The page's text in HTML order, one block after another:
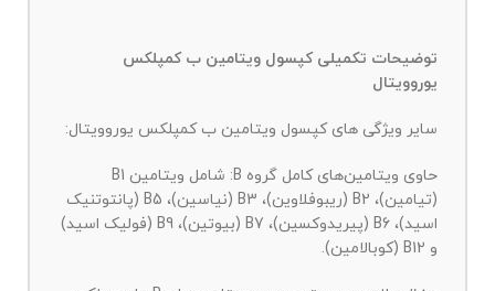
توضیحات تکمیلی کپسول ویتامین ب کمپلکس
یوروویتال
سایر ویژگی های کپسول ویتامین ب کمپلکس یوروویتال:
حاوی ویتامین‌های کامل گروه B: شامل ویتامین B1
(تیامین)، B2 (ریبوفلاوین)، B3 (نیاسین)، B5 (پانتوتنیک
اسید)، B6 (پیریدوکسین)، B7 (بیوتین)، B9 (فولیک اسید)
و B12 (کوبالامین).